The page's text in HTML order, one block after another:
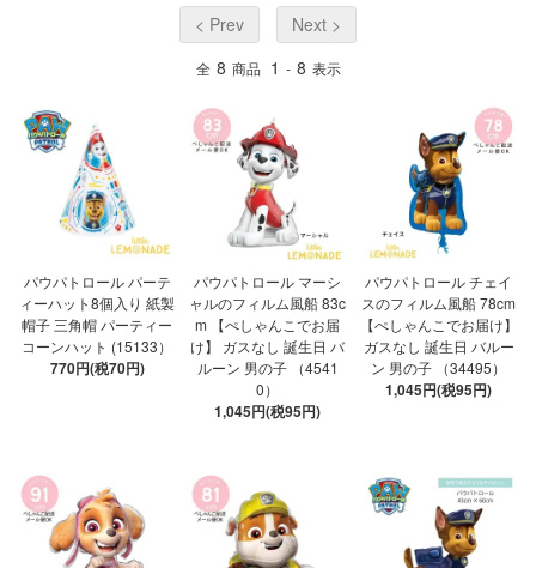
< Prev Next >
全 8 商品 1 - 8 表示
パウパトロール パーテ
ィーハット8個入り 紙製
帽子 三角帽 パーティー
コーンハット (15133）
770円(税70円)
パウパトロール マーシ
ャルのフィルム風船 83c
m 【ぺしゃんこでお届
け】 ガスなし 誕生日 バ
ルーン 男の子 （4541
0）
1,045円(税95円)
パウパトロール チェイ
スのフィルム風船 78cm
【ぺしゃんこでお届け】
ガスなし 誕生日 バルー
ン 男の子 （34495）
1,045円(税95円)